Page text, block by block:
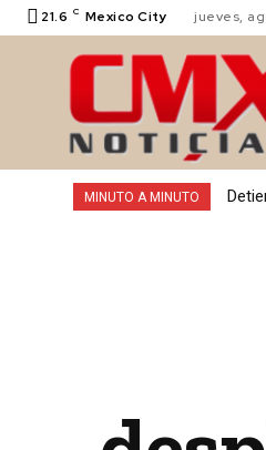
21.6 C Mexico City jueves,
MINUTO A MINUTO